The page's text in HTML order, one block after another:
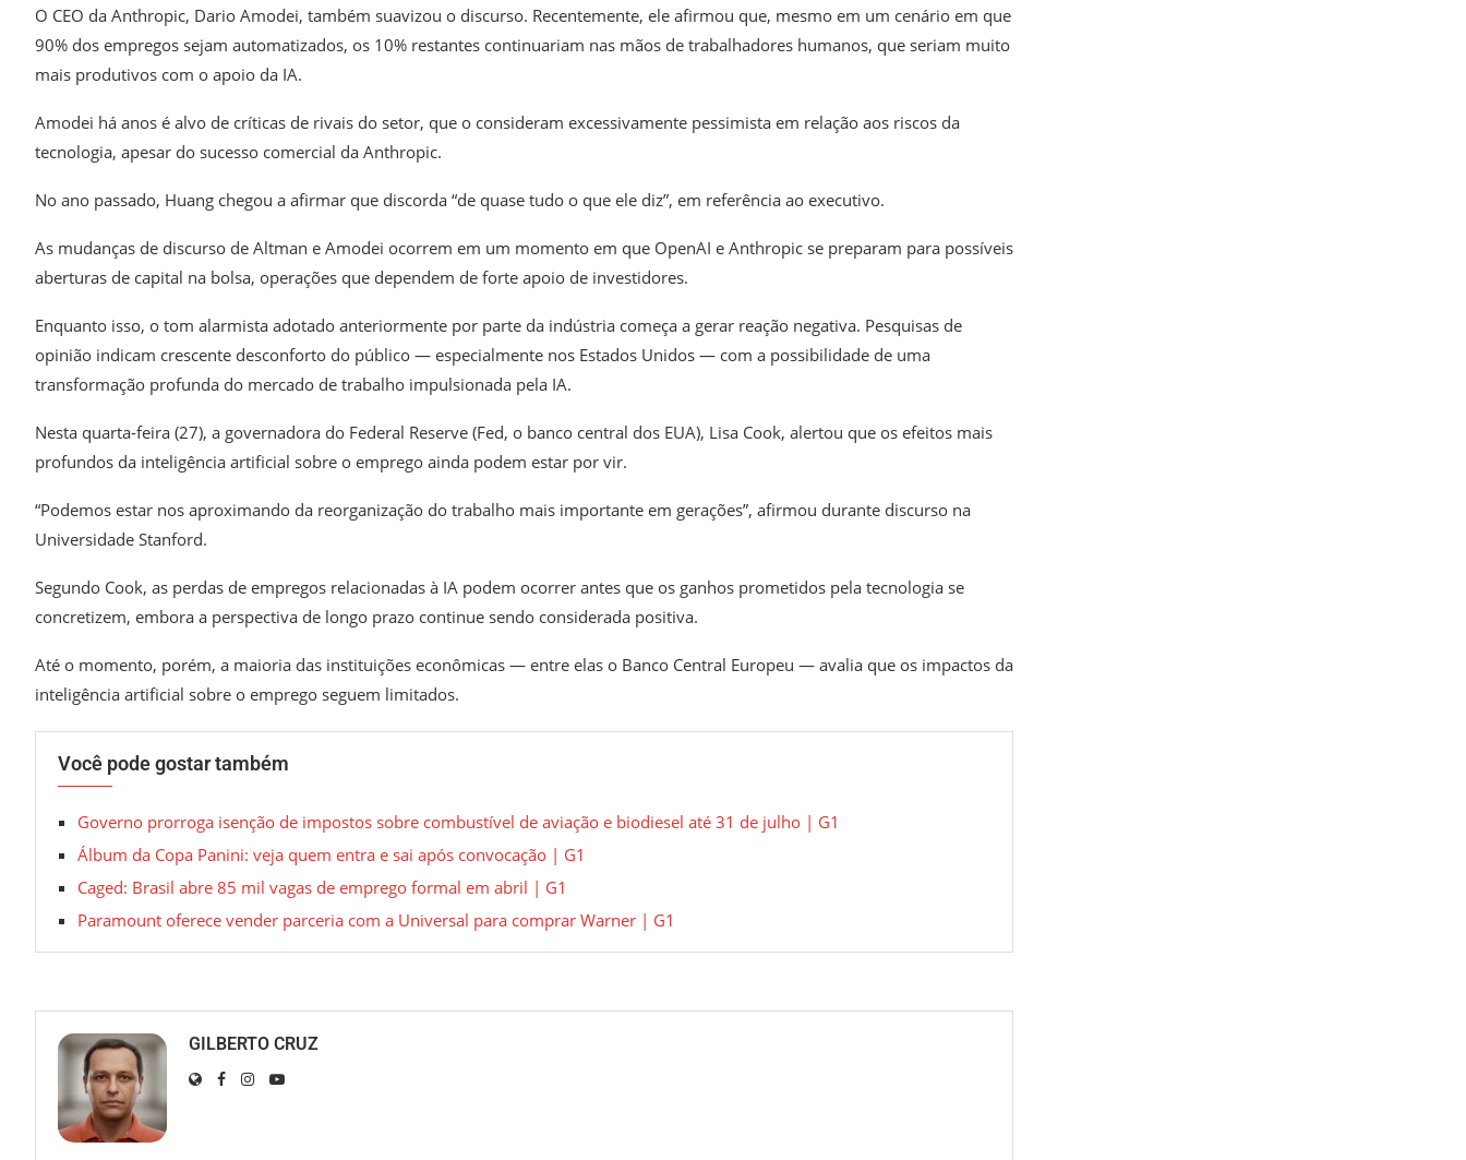
O CEO da Anthropic, Dario Amodei, também suavizou o discurso. Recentemente, ele afirmou que, mesmo em um cenário em que
90% dos empregos sejam automatizados, os 10% restantes continuariam nas mãos de trabalhadores humanos, que seriam muito
mais produtivos com o apoio da IA.
Amodei há anos é alvo de críticas de rivais do setor, que o consideram excessivamente pessimista em relação aos riscos da
tecnologia, apesar do sucesso comercial da Anthropic.
No ano passado, Huang chegou a afirmar que discorda “de quase tudo o que ele diz”, em referência ao executivo.
As mudanças de discurso de Altman e Amodei ocorrem em um momento em que OpenAI e Anthropic se preparam para possíveis
aberturas de capital na bolsa, operações que dependem de forte apoio de investidores.
Enquanto isso, o tom alarmista adotado anteriormente por parte da indústria começa a gerar reação negativa. Pesquisas de
opinião indicam crescente desconforto do público — especialmente nos Estados Unidos — com a possibilidade de uma
transformação profunda do mercado de trabalho impulsionada pela IA.
Nesta quarta-feira (27), a governadora do Federal Reserve (Fed, o banco central dos EUA), Lisa Cook, alertou que os efeitos mais
profundos da inteligência artificial sobre o emprego ainda podem estar por vir.
“Podemos estar nos aproximando da reorganização do trabalho mais importante em gerações”, afirmou durante discurso na
Universidade Stanford.
Segundo Cook, as perdas de empregos relacionadas à IA podem ocorrer antes que os ganhos prometidos pela tecnologia se
concretizem, embora a perspectiva de longo prazo continue sendo considerada positiva.
Até o momento, porém, a maioria das instituições econômicas — entre elas o Banco Central Europeu — avalia que os impactos da
inteligência artificial sobre o emprego seguem limitados.
Você pode gostar também
Governo prorroga isenção de impostos sobre combustível de aviação e biodiesel até 31 de julho | G1
Álbum da Copa Panini: veja quem entra e sai após convocação | G1
Caged: Brasil abre 85 mil vagas de emprego formal em abril | G1
Paramount oferece vender parceria com a Universal para comprar Warner | G1
GILBERTO CRUZ